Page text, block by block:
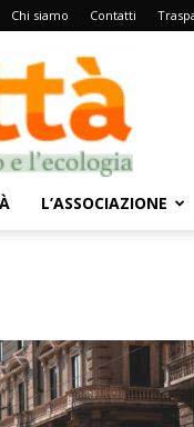
Chi siamo Contatti
L’ASSOCIAZIONE